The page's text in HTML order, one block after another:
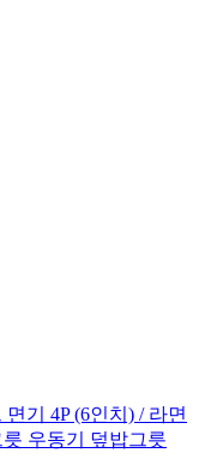
기 4P (6인치) / 라면
우동기 덮밥그릇